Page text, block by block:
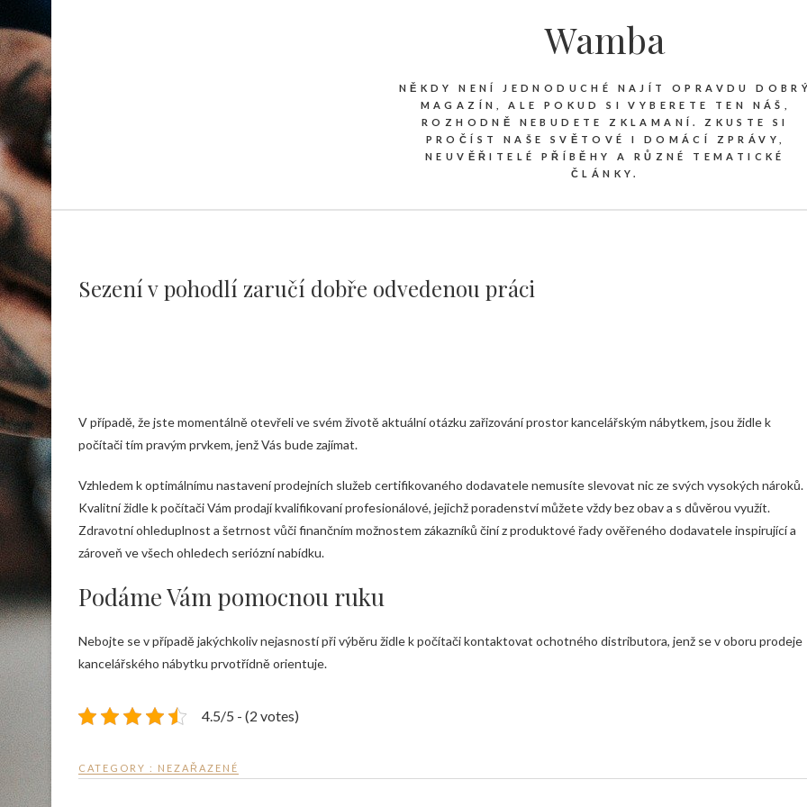
Wamba
NĚKDY NENÍ JEDNODUCHÉ NAJÍT OPRAVDU
MAGAZÍN, ALE POKUD SI VYBERETE TEN NÁŠ,
ROZHODNĚ NEBUDETE ZKLAMANÍ. ZKUSTE SI
PROČÍST NAŠE SVĚTOVÉ I DOMÁCÍ ZPRÁVY,
NEUVĚŘITELÉ PŘÍBĚHY A RŮZNÉ TEMATICKÉ
ČLÁNKY.
Sezení v pohodlí zaručí dobře odvedenou práci
V případě, že jste momentálně otevřeli ve svém životě aktuální otázku zařizování prostor kancelářským nábytkem, jsou židle k
počítači tím pravým prvkem, jenž Vás bude zajímat.
Vzhledem k optimálnímu nastavení prodejních služeb certifikovaného dodavatele nemusíte slevovat nic ze svých vysokých nároků.
Kvalitnížidle k počítačiVám prodají kvalifikovaní profesionálové, jejichž poradenství můžete vždy bez obav a s důvěrou využít.
Zdravotní ohleduplnost a šetrnost vůči finančním možnostem zákazníků činí z produktové řady ověřeného dodavatele inspirující a
zároveň ve všech ohledech seriózní nabídku.
Podáme Vám pomocnou ruku
Nebojte se v případě jakýchkoliv nejasností při výběru židle k počítači kontaktovat ochotného distributora, jenž se v oboru prodeje
kancelářského nábytku prvotřídně orientuje.
4.5/5 - (2 votes)
CATEGORY : NEZAŘAZENÉ